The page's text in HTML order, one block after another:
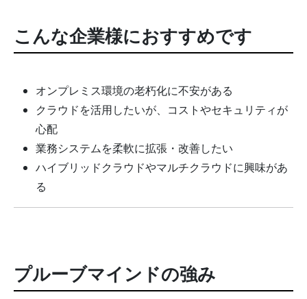
こんな企業様におすすめです
オンプレミス環境の老朽化に不安がある
クラウドを活用したいが、コストやセキュリティが
心配
業務システムを柔軟に拡張・改善したい
ハイブリッドクラウドやマルチクラウドに興味があ
る
プルーブマインドの強み